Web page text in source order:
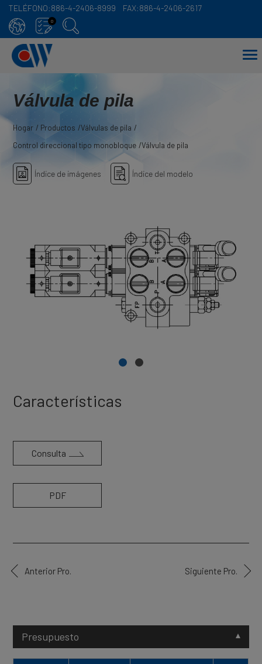
TELÉFONO:886-4-2406-8999 FAX:886-4-2406-2617
0
Válvula de pila
Hogar Productos
Válvulas de pila
Control direccional tipo monobloque Válvula de pila
Índice de imágenes Índice del modelo
Características
Consulta
PDF
Anterior Pro. Siguiente Pro.
Presupuesto
Panel de gestión de cookies